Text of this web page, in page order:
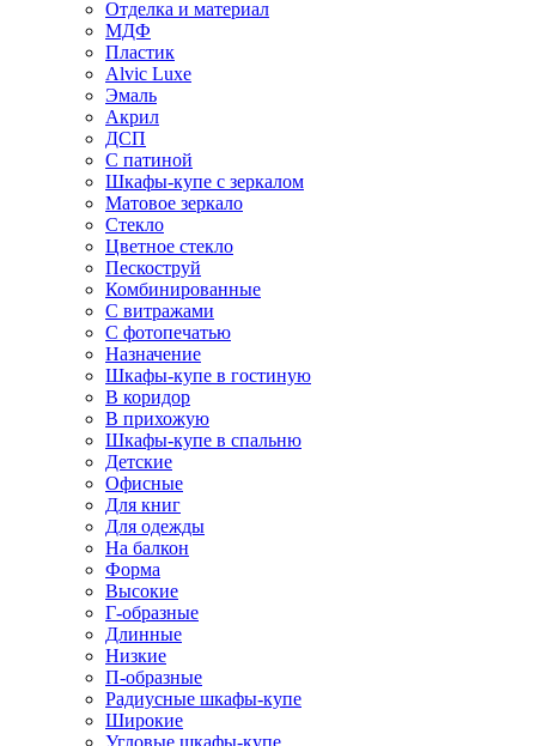
Отделка и материал
МДФ
Пластик
Alvic Luxe
Эмаль
Акрил
ДСП
С патиной
Шкафы-купе с зеркалом
Матовое зеркало
Стекло
Цветное стекло
Пескоструй
Комбинированные
С витражами
С фотопечатью
Назначение
Шкафы-купе в гостиную
В коридор
В прихожую
Шкафы-купе в спальню
Детские
Офисные
Для книг
Для одежды
На балкон
Форма
Высокие
Г-образные
Длинные
Низкие
П-образные
Радиусные шкафы-купе
Широкие
Угловые шкафы-купе